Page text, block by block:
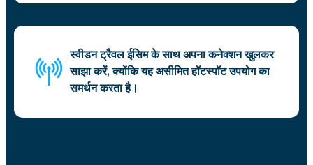
स्वीडन ट्रैवल ईसिम के साथ अपना कनेक्शन खुलकर
साझा करें, क्योंकि यह असीमित हॉटस्पॉट उपयोग का
समर्थन करता है।